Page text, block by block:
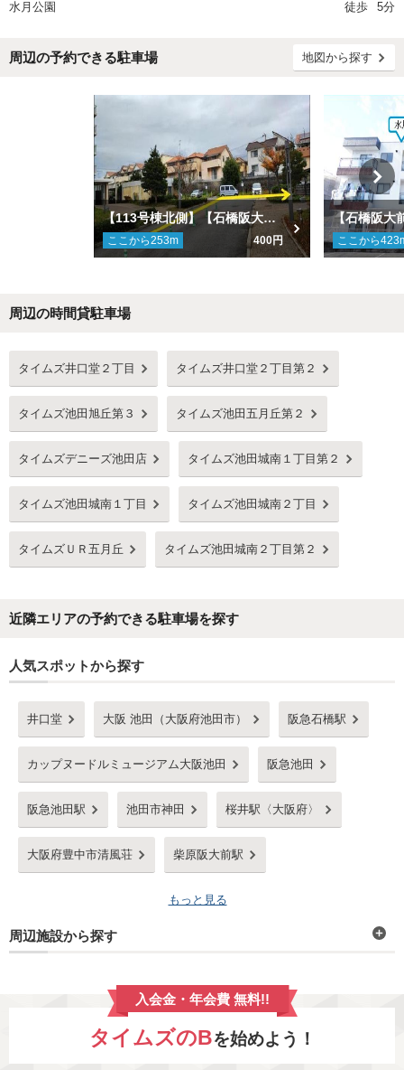
水月公園 徒歩 5分
周辺の予約できる駐車場 地図から探す
【113号棟北側】【石橋阪大前駅 徒歩21分】ＵＲアルビス緑丘駐車場
ここから253m 400円 ここから423
周辺の時間貸駐車場
タイムズ井口堂２丁目 タイムズ井口堂２丁目第２
タイムズ池田旭丘第３ タイムズ池田五月丘第２
タイムズデニーズ池田店 タイムズ池田城南１丁目第２
タイムズ池田城南１丁目 タイムズ池田城南２丁目
タイムズＵＲ五月丘 タイムズ池田城南２丁目第２
近隣エリアの予約できる駐車場を探す
人気スポットから探す
井口堂 大阪 池田（大阪府池田市） 阪急石橋駅
カップヌードルミュージアム大阪池田 阪急池田
阪急池田駅 池田市神田 桜井駅〈大阪府〉
大阪府豊中市清風荘 柴原阪大前駅
もっと見る
周辺施設から探す
入会金・年会費 無料!!
タイムズのBを始めよう！